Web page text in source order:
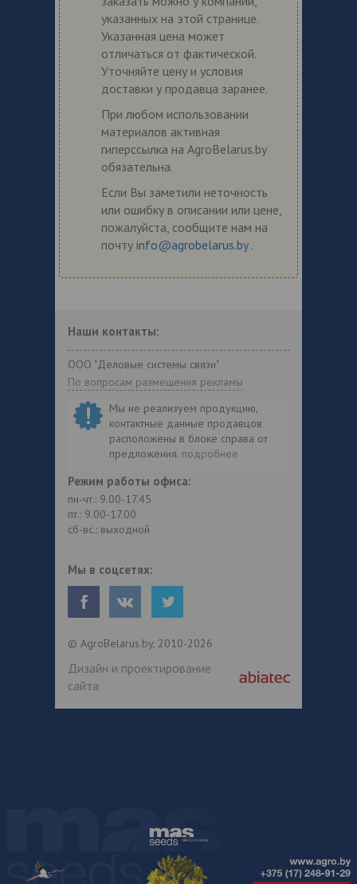
указанных на этой странице.
Указанная цена может
отличаться от фактической.
Уточняйте цену и условия
доставки у продавца заранее.
При любом использовании
материалов активная
гиперссылка на AgroBelarus.by
обязательна.
Если Вы заметили неточность
или ошибку в описании или цене,
пожалуйста, сообщите нам на
почту info@agrobelarus.by .
Наши контакты:
ООО "Деловые системы связи"
По вопросам размещения рекламы
Мы не реализуем продукцию,
контактные данные продавцов
расположены в блоке справа от
предложения. подробнее
Режим работы офиса:
пн-чт.: 9.00-17.45
пт.: 9.00-17.00
сб-вс.: выходной
Мы в соцсетях:
© AgroBelarus.by, 2010-2026
Дизайн и проектирование
сайта